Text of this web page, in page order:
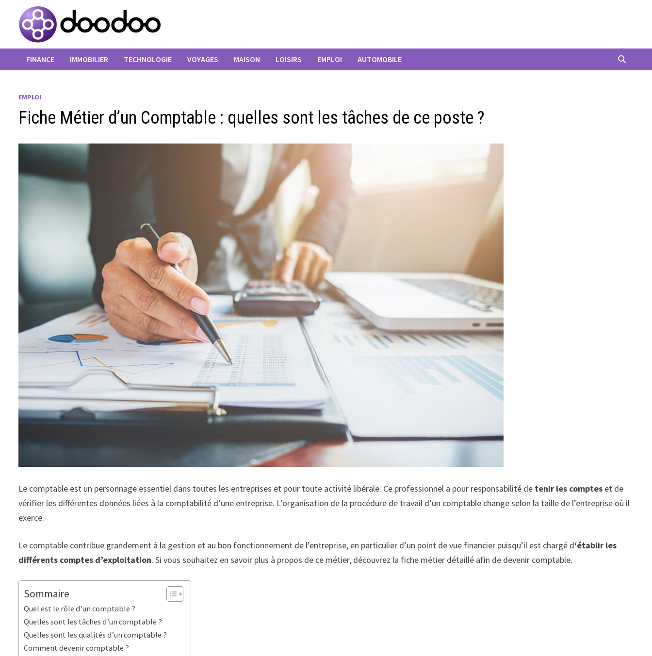
contenu
FINANCE IMMOBILIER TECHNOLOGIE VOYAGES MAISON LOISIRS EMPLOI AUTOMOBILE
EMPLOI
Fiche Métier d’un Comptable : quelles sont les tâches de ce poste ?
Le comptable est un personnage essentiel dans toutes les entreprises et pour toute activité libérale. Ce professionnel a pour responsabilité de tenir les comptes et de
vérifier les différentes données liées à la comptabilité d’une entreprise. L’organisation de la procédure de travail d’un comptable change selon la taille de l’entreprise où il
exerce.
Le comptable contribue grandement à la gestion et au bon fonctionnement de l’entreprise, en particulier d’un point de vue financier puisqu’il est chargé d‘établir les
différents comptes d’exploitation. Si vous souhaitez en savoir plus à propos de ce métier, découvrez la fiche métier détaillé afin de devenir comptable.
Sommaire
Quel est le rôle d’un comptable ?
Quelles sont les tâches d’un comptable ?
Quelles sont les qualités d’un comptable ?
Comment devenir comptable ?